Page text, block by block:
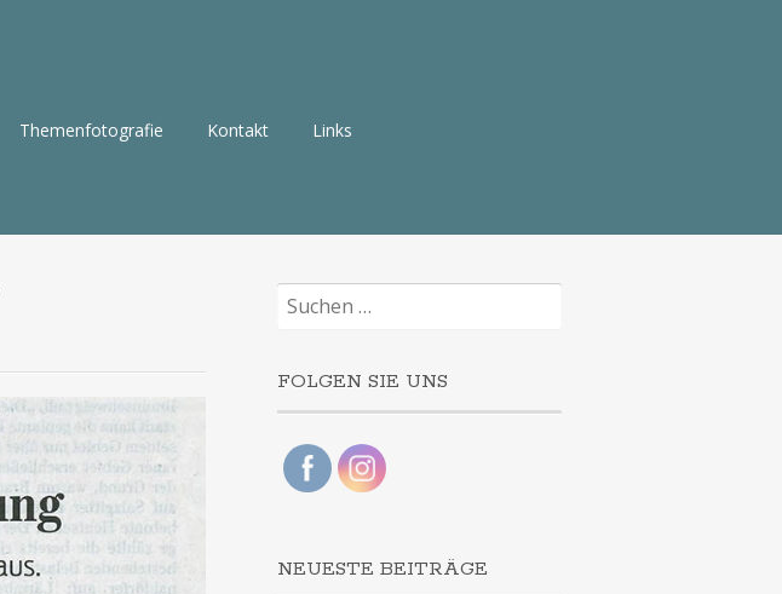
Themenfotografie Kontakt Links
Suchen
nach:
FOLGEN SIE UNS
NEUESTE BEITRÄGE